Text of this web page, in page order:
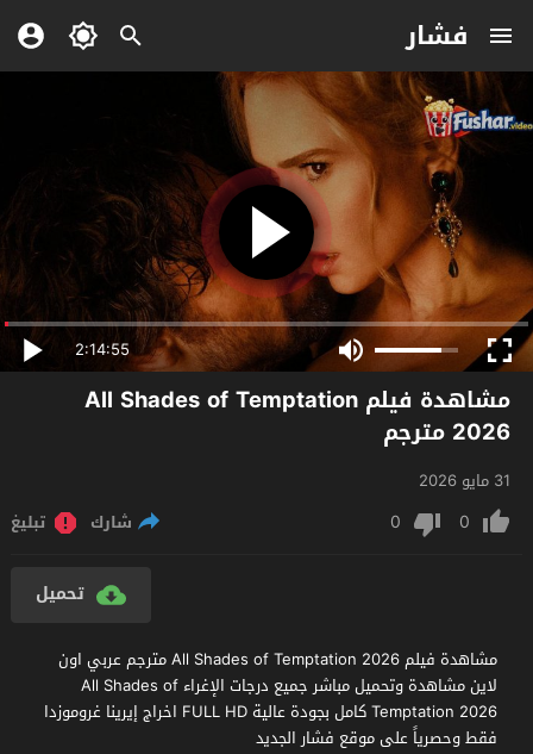
فشار
2:14:55
مشاهدة فيلم All Shades of Temptation
2026 مترجم
31 مايو 2026
0
0 شارك تبليغ
تحميل
مشاهدة فيلم All Shades of Temptation 2026 مترجم عربي اون
لاين مشاهدة وتحميل مباشر جميع درجات الإغراء All Shades of
Temptation 2026 كامل بجودة عالية FULL HD اخراج إيرينا غروموزدا
فقط وحصرياً على موقع فشار الجديد